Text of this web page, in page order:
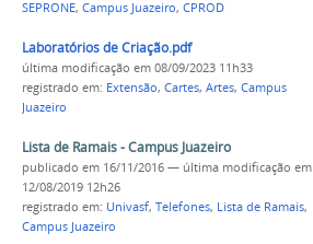
SEPRONE, Campus Juazeiro, CPROD
Laboratórios de Criação.pdf
última modificação em 08/09/2023 11h33
registrado em: Extensão, Cartes, Artes, Campus
Juazeiro
Lista de Ramais - Campus Juazeiro
publicado em 16/11/2016 — última modificação em
12/08/2019 12h26
registrado em: Univasf, Telefones, Lista de Ramais,
Campus Juazeiro